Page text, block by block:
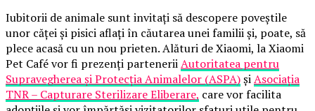
Iubitorii de animale sunt invitați să descopere poveștile
unor căței și pisici aflați în căutarea unei familii și, poate, să
plece acasă cu un nou prieten. Alături de Xiaomi, la Xiaomi
Pet Café vor fi prezenți parteneriiAutoritatea pentru
Supravegherea și Protecția Animalelor (ASPA)șiAsociația
TNR – Capturare Sterilizare Eliberare, care vor facilita